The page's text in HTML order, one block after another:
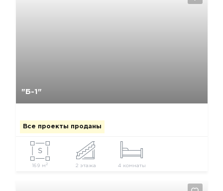
"Б-1"
Все проекты проданы
169 м2 2 этажа 4 комнаты